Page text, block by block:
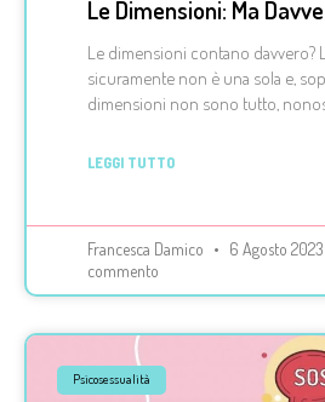
Le Dimensioni: Ma
Le dimensioni contano davvero?
sicuramente non è una sola e,
dimensioni non sono tutto,
LEGGI TUTTO
Francesca Damico 6 Agosto 2023
commento
Psicosessualità